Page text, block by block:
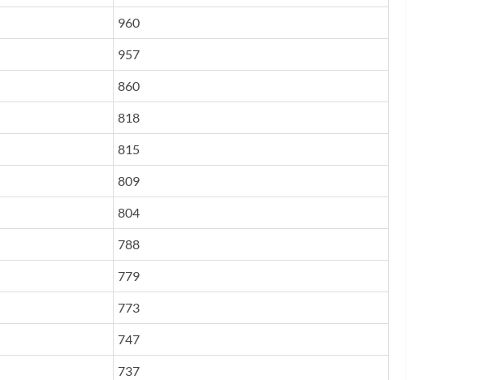
960
957
860
818
815
809
804
788
779
773
747
737